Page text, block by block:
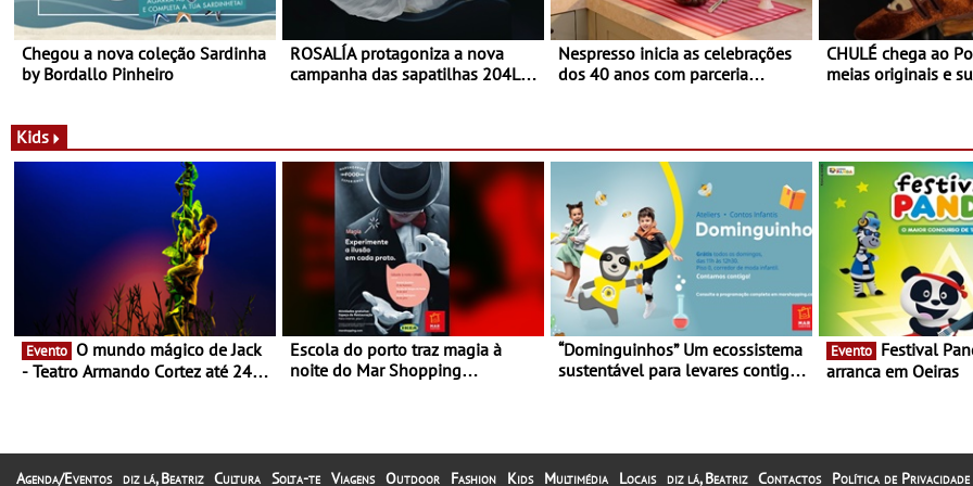
Chegou a nova coleção Sardinha
by Bordallo Pinheiro
ROSALÍA protagoniza a nova
campanha das sapatilhas 204L
Nespresso inicia as celebrações
dos 40 anos com parceria
Torres Novas
CHULÉ chega ao
meias originais e
Kids
Evento
- Teatro Armando Cortez até 24
Escola do porto traz magia à
noite do Mar Shopping
“Dominguinhos” Um ecossistema
sustentável para levares contigo
Evento
arranca em Oeiras
Agenda/Eventos diz lá, Beatriz Cultura Solta-te Viagens Outdoor Fashion Kids Multimédia Locais diz lá, Beatriz Contactos Política de Privacidade